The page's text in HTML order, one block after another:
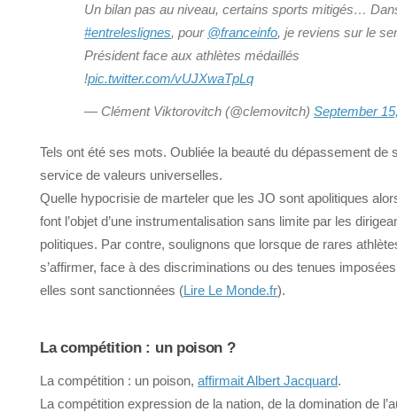
Un bilan pas au niveau, certains sports mitigés…
#entreleslignes, pour @franceinfo, je reviens sur le
Président face aux athlètes médaillés
!pic.twitter.com/vUJXwaTpLq
— Clément Viktorovitch (@clemovitch) September
Tels ont été ses mots. Oubliée la beauté du dépassement de
service de valeurs universelles.
Quelle hypocrisie de marteler que les JO sont apolitiques
font l’objet d’une instrumentalisation sans limite par les
politiques. Par contre, soulignons que lorsque de rares
s’affirmer, face à des discriminations ou des tenues
elles sont sanctionnées (Lire Le Monde.fr).
La compétition : un poison ?
La compétition : un poison, affirmait Albert Jacquard.
La compétition expression de la nation, de la domination de